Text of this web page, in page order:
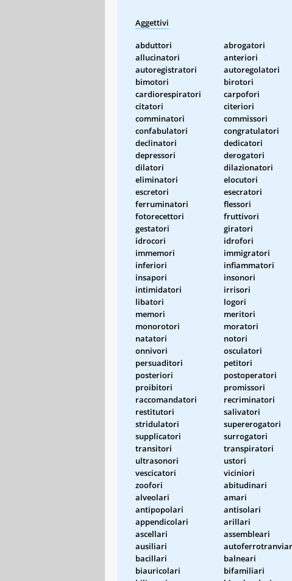
Aggettivi
abduttori abrogatori
allucinatori
anteriori
autoregistratori
autoregolatori
bimotori
birotori
cardiorespiratori
carpofori
citatori
citeriori
comminatori
commissori
confabulatori
congratulatori
declinatori
dedicatori
depressori
derogatori
dilatori
dilazionatori
eliminatori
elocutori
escretori
esecratori
ferruminatori
flessori
fotorecettori
fruttivori
gestatori
giratori
idrocori
idrofori
immemori
immigratori
inferiori
infiammatori
insapori
insonori
intimidatori
irrisori
libatori
logori
memori
meritori
monorotori
moratori
natatori
notori
onnivori
osculatori
persuaditori
petitori
posteriori
postoperatori
proibitori
promissori
raccomandatori
recriminatori
restitutori
salivatori
stridulatori
supererogatori
supplicatori
surrogatori
transitori
transpiratori
ultrasonori
ustori
vescicatori
viciniori
zoofori
abitudinari
alveolari
amari
antipopolari
antisolari
appendicolari
arillari
ascellari
assembleari
ausiliari
bacillari
balneari
biauricolari
bifamiliari